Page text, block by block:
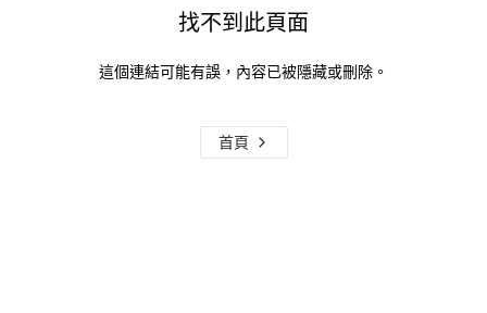
找不到此頁面
這個連結可能有誤，內容已被隱藏或刪除。
首頁